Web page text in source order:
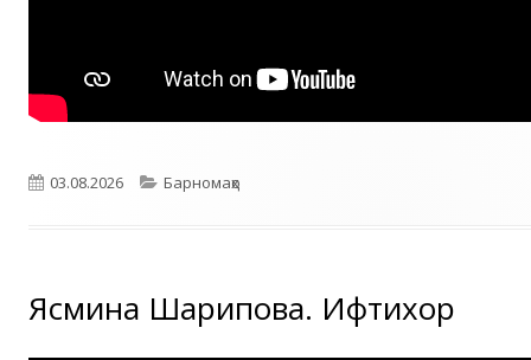
Опубликовано
03.08.2026 Рубрики
Барномаҳо
Ясмина Шарипова. Ифтихор